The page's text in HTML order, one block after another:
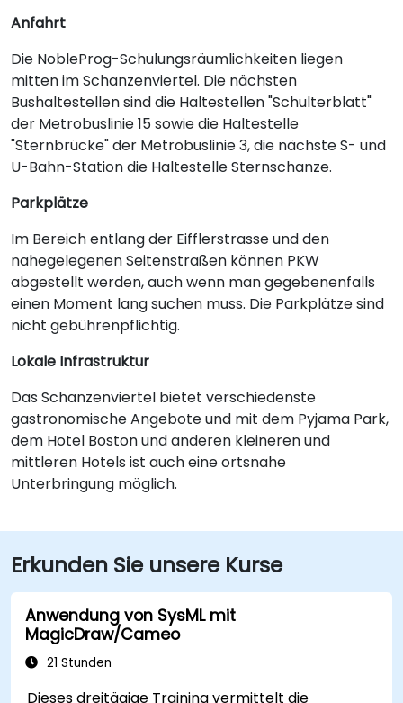
Anfahrt
Die NobleProg-Schulungsräumlichkeiten liegen
mitten im Schanzenviertel. Die nächsten
Bushaltestellen sind die Haltestellen "Schulterblatt"
der Metrobuslinie 15 sowie die Haltestelle
"Sternbrücke" der Metrobuslinie 3, die nächste S- und
U-Bahn-Station die Haltestelle Sternschanze.
Parkplätze
Im Bereich entlang der Eifflerstrasse und den
nahegelegenen Seitenstraßen können PKW
abgestellt werden, auch wenn man gegebenenfalls
einen Moment lang suchen muss. Die Parkplätze sind
nicht gebührenpflichtig.
Lokale Infrastruktur
Das Schanzenviertel bietet verschiedenste
gastronomische Angebote und mit dem Pyjama Park,
dem Hotel Boston und anderen kleineren und
mittleren Hotels ist auch eine ortsnahe
Unterbringung möglich.
Erkunden Sie unsere Kurse
Anwendung von SysML mit
MagicDraw/Cameo
21 Stunden
Dieses dreitägige Training vermittelt die